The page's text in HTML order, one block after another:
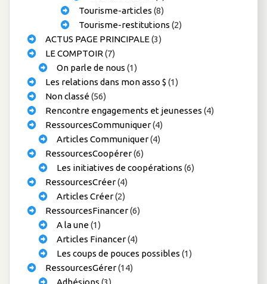
Tourisme-articles (8)
Tourisme-restitutions (2)
ACTUS PAGE PRINCIPALE(3)
LE COMPTOIR (7)
On parle de nous (1)
Les relations dans mon asso $ (1)
Non classé(56)
Rencontre engagements et jeunesses (4)
RessourcesCommuniquer(4)
Articles Communiquer(4)
RessourcesCoopérer(6)
Les initiatives de coopérations (6)
RessourcesCréer(4)
Articles Créer(2)
RessourcesFinancer(6)
A la une(1)
Articles Financer(4)
Les coups de pouces possibles (1)
RessourcesGérer(14)